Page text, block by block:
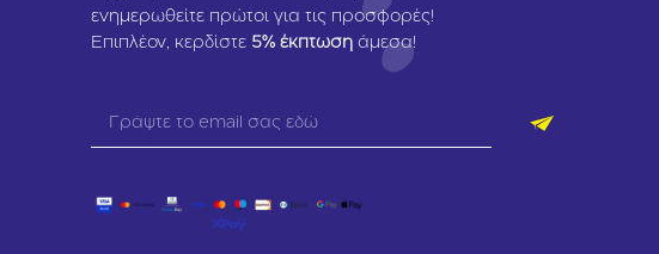
ενημερωθείτε πρώτοι για τις προσφορές!
Επιπλέον, κερδίστε 5% έκπτωση άμεσα!